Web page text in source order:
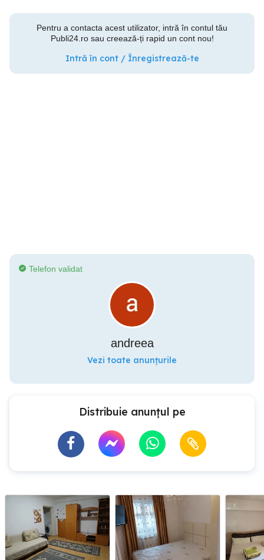
Pentru a contacta acest utilizator, intră în contul tău
Publi24.ro sau creează-ți rapid un cont nou!
Intră în cont / Înregistrează-te
Telefon validat
andreea
Vezi toate anunțurile
Distribuie anunțul pe